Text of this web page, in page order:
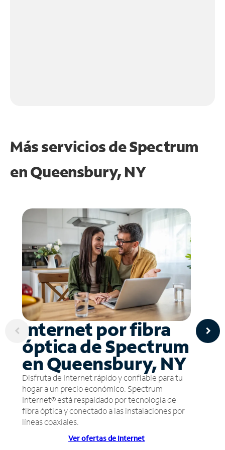
Más servicios de Spectrum
enQueensbury, NY
Internet por fibra
óptica de Spectrum
en Queensbury, NY
Disfruta de Internet rápido y confiable para tu
hogar a un precio económico. Spectrum
Internet® está respaldado por tecnología de
fibra óptica y conectado a las instalaciones por
líneas coaxiales.
Ver ofertas de Internet